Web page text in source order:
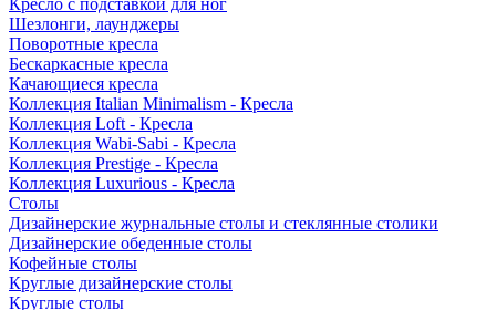
Кресло с подставкой для ног
Шезлонги, лаунджеры
Поворотные кресла
Бескаркасные кресла
Качающиеся кресла
Коллекция Italian Minimalism - Кресла
Коллекция Loft - Кресла
Коллекция Wabi-Sabi - Кресла
Коллекция Prestige - Кресла
Коллекция Luxurious - Кресла
Столы
Дизайнерские журнальные столы и стеклянные столики
Дизайнерские обеденные столы
Кофейные столы
Круглые дизайнерские столы
Круглые столы